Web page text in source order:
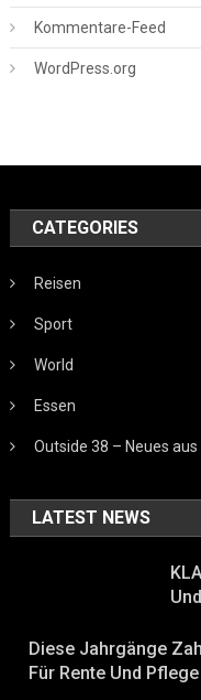
Kommentare-Feed
WordPress.org
CATEGORIES
Reisen
Sport
World
Essen
Outside 38 – Neues
LATEST NEWS
Diese Jahrgänge
Für Rente Und Pflege